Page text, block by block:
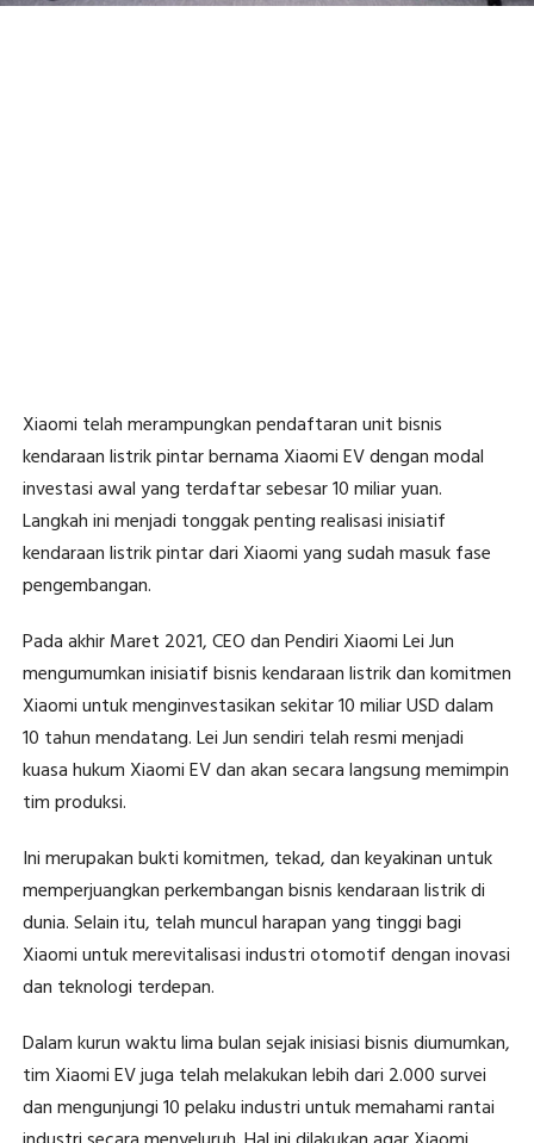
Xiaomi telah merampungkan pendaftaran unit bisnis
kendaraan listrik pintar bernama Xiaomi EV dengan modal
investasi awal yang terdaftar sebesar 10 miliar yuan.
Langkah ini menjadi tonggak penting realisasi inisiatif
kendaraan listrik pintar dari Xiaomi yang sudah masuk fase
pengembangan.
Pada akhir Maret 2021, CEO dan Pendiri Xiaomi Lei Jun
mengumumkan inisiatif bisnis kendaraan listrik dan komitmen
Xiaomi untuk menginvestasikan sekitar 10 miliar USD dalam
10 tahun mendatang. Lei Jun sendiri telah resmi menjadi
kuasa hukum Xiaomi EV dan akan secara langsung memimpin
tim produksi.
Ini merupakan bukti komitmen, tekad, dan keyakinan untuk
memperjuangkan perkembangan bisnis kendaraan listrik di
dunia. Selain itu, telah muncul harapan yang tinggi bagi
Xiaomi untuk merevitalisasi industri otomotif dengan inovasi
dan teknologi terdepan.
Dalam kurun waktu lima bulan sejak inisiasi bisnis diumumkan,
tim Xiaomi EV juga telah melakukan lebih dari 2.000 survei
dan mengunjungi 10 pelaku industri untuk memahami rantai